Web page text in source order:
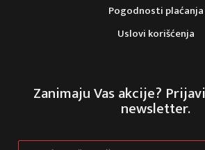
Pogodnosti plaćanja
Uslovi korišćenja
Zanimaju Vas akcije?
newsletter.